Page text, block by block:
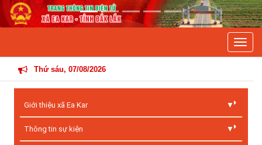
Thứ sáu, 07/08/2026
Giới thiệu xã Ea Kar
Thông tin sự kiện